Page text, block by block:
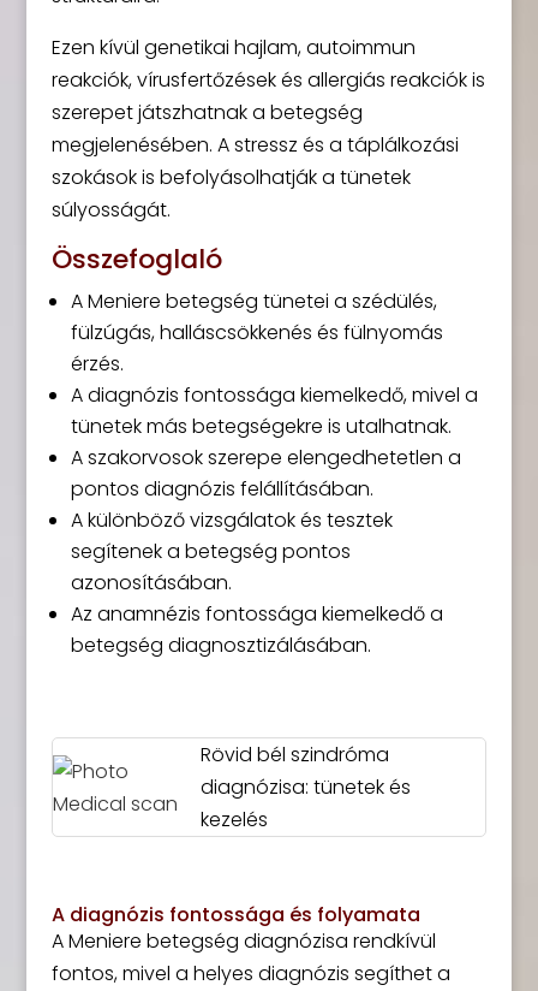
Ezen kívül genetikai hajlam, autoimmun
reakciók, vírusfertőzések és allergiás reakciók is
szerepet játszhatnak a betegség
megjelenésében. A stressz és a táplálkozási
szokások is befolyásolhatják a tünetek
súlyosságát.
Összefoglaló
A Meniere betegség tünetei a szédülés,
fülzúgás, halláscsökkenés és fülnyomás
érzés.
A diagnózis fontossága kiemelkedő, mivel a
tünetek más betegségekre is utalhatnak.
A szakorvosok szerepe elengedhetetlen a
pontos diagnózis felállításában.
A különböző vizsgálatok és tesztek
segítenek a betegség pontos
azonosításában.
Az anamnézis fontossága kiemelkedő a
betegség diagnosztizálásában.
Rövid bél szindróma
diagnózisa: tünetek és
kezelés
A diagnózis fontossága és folyamata
A Meniere betegség diagnózisa rendkívül
fontos, mivel a helyes diagnózis segíthet a